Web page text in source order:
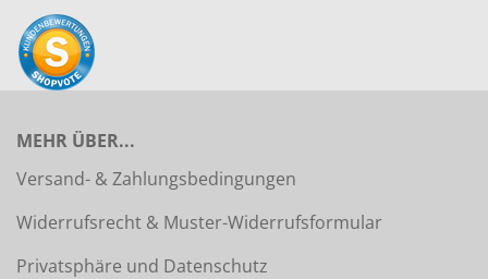
MEHR ÜBER...
Versand- & Zahlungsbedingungen
Widerrufsrecht & Muster-Widerrufsformular
Privatsphäre und Datenschutz